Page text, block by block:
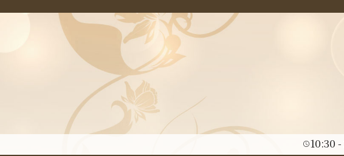
10:30